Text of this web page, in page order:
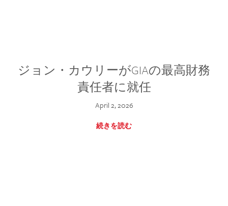
ジョン・カウリーがGIAの最高財務
責任者に就任
April 2, 2026
続きを読む